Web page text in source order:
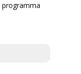
programma